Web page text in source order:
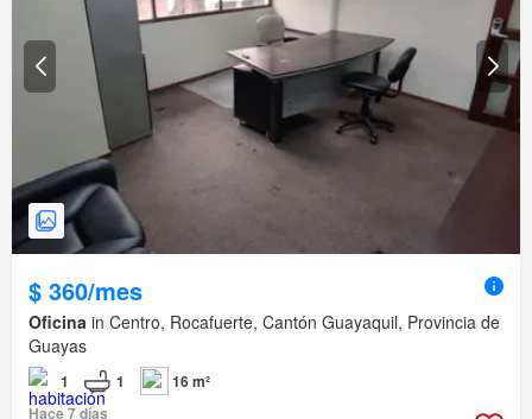
$ 360/mes
Oficina in Centro, Rocafuerte, Cantón Guayaquil, Provincia de
Guayas
1 1
16 m²
Hace 7 días